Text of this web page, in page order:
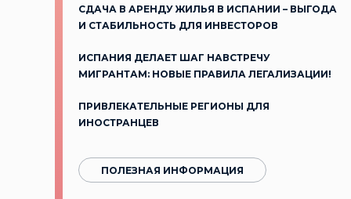
СДАЧА В АРЕНДУ ЖИЛЬЯ В ИСПАНИИ – ВЫГОДА
И СТАБИЛЬНОСТЬ ДЛЯ ИНВЕСТОРОВ
ИСПАНИЯ ДЕЛАЕТ ШАГ НАВСТРЕЧУ
МИГРАНТАМ: НОВЫЕ ПРАВИЛА ЛЕГАЛИЗАЦИИ!
ПРИВЛЕКАТЕЛЬНЫЕ РЕГИОНЫ ДЛЯ
ИНОСТРАНЦЕВ
ПОЛЕЗНАЯ ИНФОРМАЦИЯ